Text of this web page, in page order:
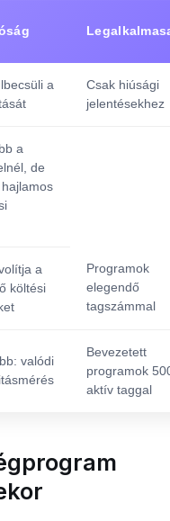
a
Csak hiúsági
jelentésekhez
a
de
a
költési
Programok
elegendő
tagszámmal
valódi
Bevezetett
programok
aktív taggal